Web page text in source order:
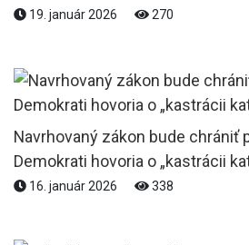
19. január 2026 270
Navrhovaný zákon bude chrániť
Demokrati hovoria o „kastrácii
16. január 2026 338